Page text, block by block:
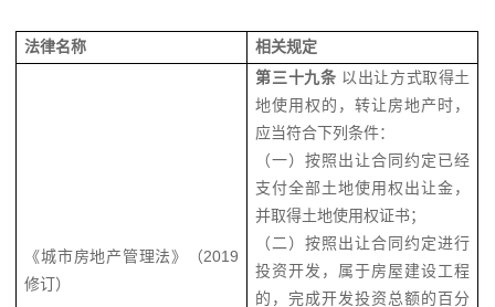
法律名称 相关规定
《城市房地产管理法》（2019
修订）
第三十九条 以出让方式取得土
地使用权的，转让房地产时，
应当符合下列条件：
（一）按照出让合同约定已经
支付全部土地使用权出让金，
并取得土地使用权证书；
（二）按照出让合同约定进行
投资开发，属于房屋建设工程
的，完成开发投资总额的百分